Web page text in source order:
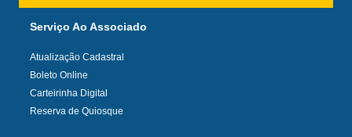
Serviço Ao Associado
Atualização Cadastral
Boleto Online
Carteirinha Digital
Reserva de Quiosque